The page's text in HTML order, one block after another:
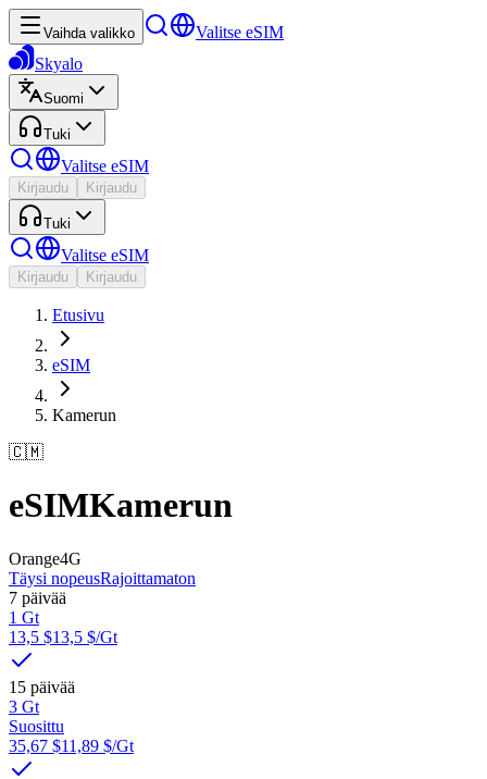
Vaihda valikko
Valitse eSIM
Skyalo
Suomi
Tuki
Valitse eSIM
Kirjaudu Kirjaudu
Tuki
Valitse eSIM
Kirjaudu Kirjaudu
Etusivu
eSIM
Kamerun
🇨🇲
eSIMKamerun
Orange4G
Täysi nopeusRajoittamaton
7 päivää
1 Gt
13,5 $13,5 $/Gt
15 päivää
3 Gt
Suosittu
35,67 $11,89 $/Gt